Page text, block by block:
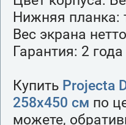
Нижняя планка:
Вес экрана
Гарантия: 2
Купить Projecta
258х450 см по
можете,